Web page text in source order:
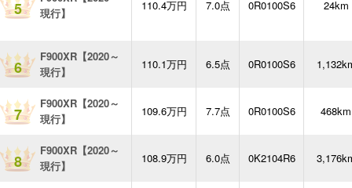
5
現行】
110.4万円 7.0点 0R0100S6 24km
6
F900XR【2020～
現行】
110.1万円 6.5点 0R0100S6
7
F900XR【2020～
現行】
109.6万円 7.7点 0R0100S6 468km
8
F900XR【2020～
現行】
108.9万円 6.0点 0K2104R6